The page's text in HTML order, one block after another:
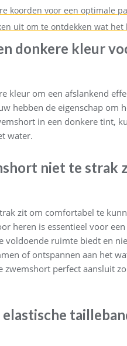
koorden voor een optimale
uit om te ontdekken wat het
donkere kleur
kleur om een afslankend
hebben de eigenschap om
in een donkere tint,
water.
niet te strak
zit om comfortabel te
heren is essentieel voor
voldoende ruimte biedt en
of ontspannen aan het
zwemshort perfect aansluit